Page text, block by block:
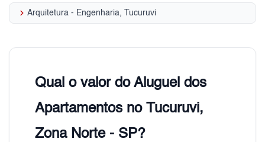
keyboard_arrow_right Arquitetura - Engenharia, Tucuruvi
Qual o valor do Aluguel dos
Apartamentos no Tucuruvi,
Zona Norte - SP?